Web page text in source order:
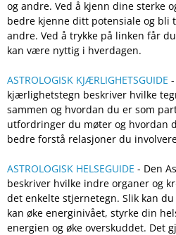
og andre. Ved å kjenn dine sterke
bedre kjenne ditt potensiale og bli
andre. Ved å trykke på linken får
kan være nyttig i hverdagen.
ASTROLOGISK KJÆRLIGHETSGUIDE
kjærlighetstegn beskriver hvilke
sammen og hvordan du er som
utfordringer du møter og hvordan
bedre forstå relasjoner du
ASTROLOGISK HELSEGUIDE - Den
beskriver hvilke indre organer og
det enkelte stjernetegn. Slik kan
kan øke energinivået, styrke din
energien og øke overskuddet. Det